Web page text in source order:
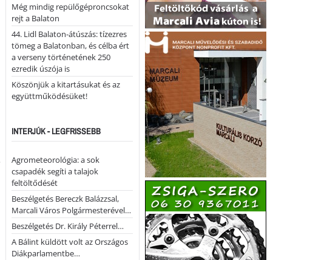
Még mindig repülőgéproncsokat
rejt a Balaton
44. Lidl Balaton-átúszás: tízezres
tömeg a Balatonban, és célba ért
a verseny történetének 250
ezredik úszója is
Köszönjük a kitartásukat és az
együttműködésüket!
INTERJÚK - LEGFRISSEBB
Agrometeorológia: a sok
csapadék segíti a talajok
feltöltődését
Beszélgetés Bereczk Balázzsal,
Marcali Város Polgármesterével…
Beszélgetés Dr. Király Péterrel…
A Bálint küldött volt az Országos
Diákparlamentbe…